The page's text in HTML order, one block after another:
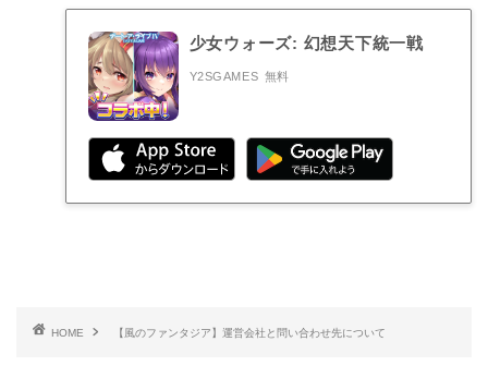
少女ウォーズ: 幻想天下統一戦
Y2SGAMES 無料
HOME 【風のファンタジア】運営会社と問い合わせ先について